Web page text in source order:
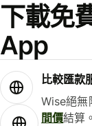
下載免
App
比較匯款
Wise絕無
間價結算。